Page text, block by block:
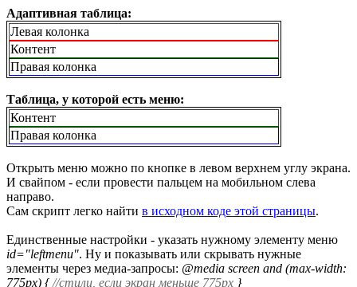
Адаптивная таблица:
Левая колонка
Контент
Правая колонка
Таблица, у которой есть меню:
Контент
Правая колонка
Открыть меню можно по кнопке в левом верхнем углу экрана.
И свайпом - если провести пальцем на мобильном слева
направо.
Сам скрипт легко найти в исходном коде этой страницы.
Единственные настройки - указать нужному элементу меню
id="leftmenu". Ну и показывать или скрывать нужные
элементы через медиа-запросы: @media screen and (max-width:
775px) {//стили, если экран меньше 775px }